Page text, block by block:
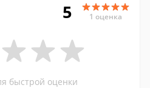
5 1 оценка
быстрой оценки